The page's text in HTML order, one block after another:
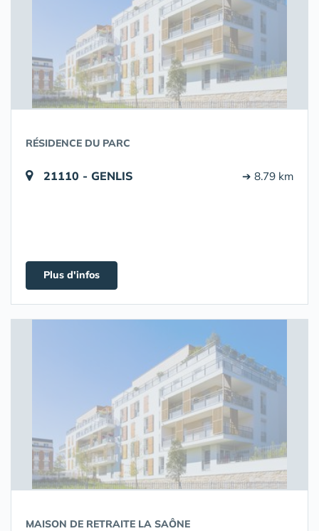
RÉSIDENCE DU PARC
21110 - GENLIS ➔ 8.79 km
Plus d'infos
MAISON DE RETRAITE LA SAÔNE